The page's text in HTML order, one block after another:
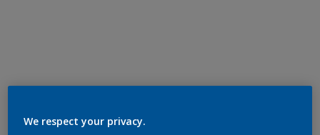
We respect your privacy.